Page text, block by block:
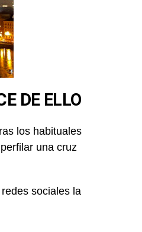
DE ELLO
los habituales
una cruz
sociales la